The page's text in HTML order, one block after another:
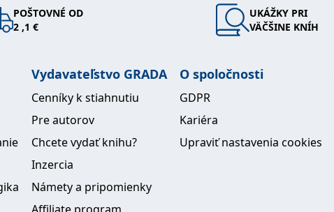
POŠTOVNÉ OD
2 ,1 €
UKÁŽKY PRI
VÄČŠINE KNÍH
Vydavateľstvo GRADA
Cenníky k stiahnutiu
Pre autorov
Chcete vydať knihu?
Inzercia
Námety a pripomienky
O spoločnosti
GDPR
Kariéra
Upraviť nastavenia cookies